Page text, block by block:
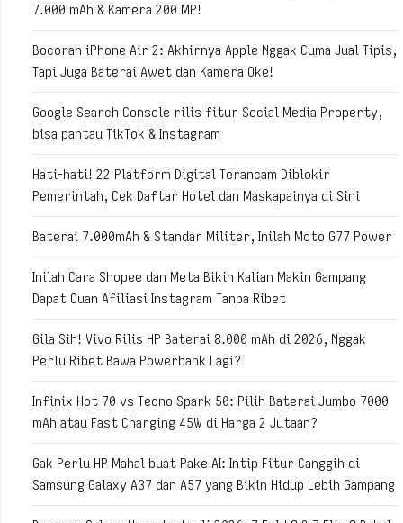
7.000 mAh & Kamera 200 MP!
Bocoran iPhone Air 2: Akhirnya Apple Nggak Cuma Jual Tipis,
Tapi Juga Baterai Awet dan Kamera Oke!
Google Search Console rilis fitur Social Media Property,
bisa pantau TikTok & Instagram
Hati-hati! 22 Platform Digital Terancam Diblokir
Pemerintah, Cek Daftar Hotel dan Maskapainya di Sini
Baterai 7.000mAh & Standar Militer, Inilah Moto G77 Power
Inilah Cara Shopee dan Meta Bikin Kalian Makin Gampang
Dapat Cuan Afiliasi Instagram Tanpa Ribet
Gila Sih! Vivo Rilis HP Baterai 8.000 mAh di 2026, Nggak
Perlu Ribet Bawa Powerbank Lagi?
Infinix Hot 70 vs Tecno Spark 50: Pilih Baterai Jumbo 7000
mAh atau Fast Charging 45W di Harga 2 Jutaan?
Gak Perlu HP Mahal buat Pake AI: Intip Fitur Canggih di
Samsung Galaxy A37 dan A57 yang Bikin Hidup Lebih Gampang